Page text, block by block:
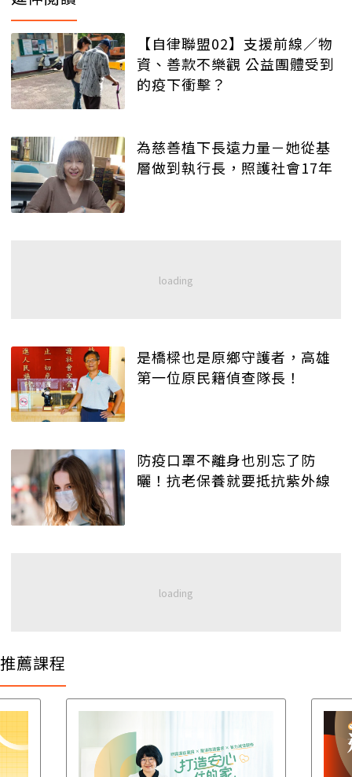
【自律聯盟02】支援前線／物
資、善款不樂觀 公益團體受到
的疫下衝擊？
為慈善植下長遠力量－她從基
層做到執行長，照護社會17年
是橋樑也是原鄉守護者，高雄
第一位原民籍偵查隊長！
防疫口罩不離身也別忘了防
曬！抗老保養就要抵抗紫外線
推薦課程